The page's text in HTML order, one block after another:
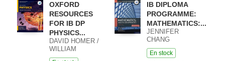
OXFORD
RESOURCES
FOR IB DP
PHYSICS...
DAVID HOMER /
WILLIAM
HEATHCOTE /
IB DIPLOMA
PROGRAMME:
MATHEMATICS:...
JENNIFER
CHANG
WATHALL JOSIP
HARCET
En stock